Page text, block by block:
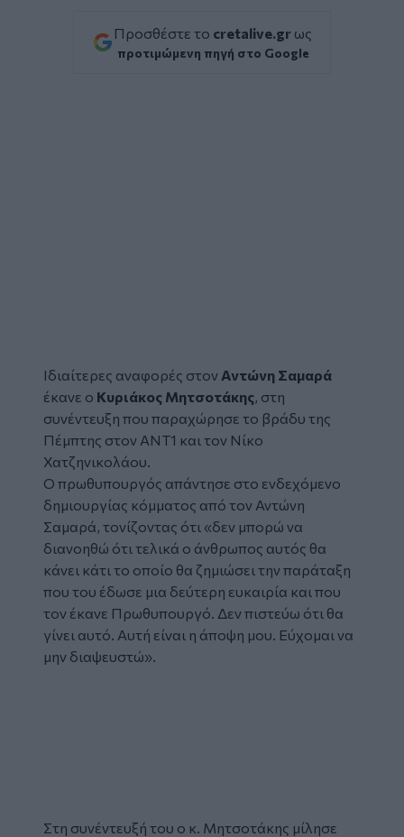
Προσθέστε το cretalive.gr ως
προτιμώμενη πηγή στο Google
Ιδιαίτερες αναφορές στον Αντώνη Σαμαρά
έκανε ο Κυριάκος Μητσοτάκης, στη
συνέντευξη που παραχώρησε το βράδυ της
Πέμπτης στον ΑΝΤ1 και τον Νίκο
Χατζηνικολάου.
Ο πρωθυπουργός απάντησε στο ενδεχόμενο
δημιουργίας κόμματος από τον Αντώνη
Σαμαρά, τονίζοντας ότι «δεν μπορώ να
διανοηθώ ότι τελικά ο άνθρωπος αυτός θα
κάνει κάτι το οποίο θα ζημιώσει την παράταξη
που του έδωσε μια δεύτερη ευκαιρία και που
τον έκανε Πρωθυπουργό. Δεν πιστεύω ότι θα
γίνει αυτό. Αυτή είναι η άποψη μου. Εύχομαι να
μην διαψευστώ».
Στη συνέντευξή του ο κ. Μητσοτάκης μίλησε